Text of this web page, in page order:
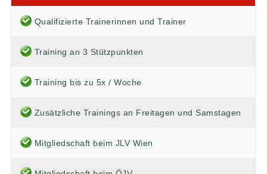
Qualifizierte Trainerinnen und Trainer
Training an 3 Stützpunkten
Training bis zu 5x / Woche
Zusätzliche Trainings an Freitagen und Samstagen
Mitgliedschaft beim JLV Wien